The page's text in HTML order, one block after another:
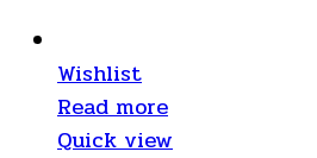
Wishlist
Read more
Quick view